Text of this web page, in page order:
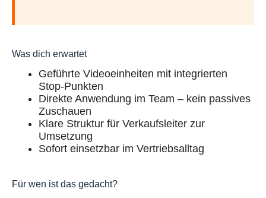
Was dich erwartet
Geführte Videoeinheiten mit integrierten
Stop-Punkten
Direkte Anwendung im Team – kein passives
Zuschauen
Klare Struktur für Verkaufsleiter zur
Umsetzung
Sofort einsetzbar im Vertriebsalltag
Für wen ist das gedacht?